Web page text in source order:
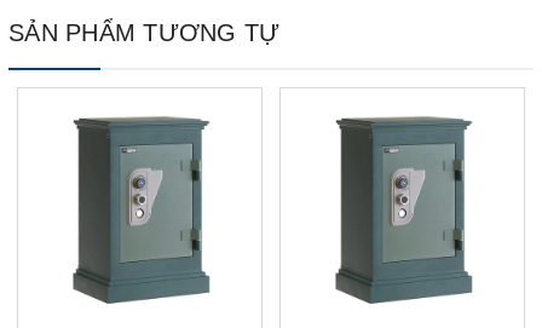
SẢN PHẨM TƯƠNG TỰ